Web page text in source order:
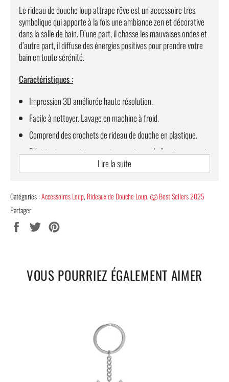
Le rideau de douche loup attrape rêve est un accessoire très
symbolique qui apporte à la fois une ambiance zen et décorative
dans la salle de bain. D’une part, il chasse les mauvaises ondes et
d’autre part, il diffuse des énergies positives pour prendre votre
bain en toute sérénité.
Caractéristiques :
Impression 3D améliorée haute résolution.
Facile à nettoyer. Lavage en machine à froid.
Comprend des crochets de rideau de douche en plastique.
Résistant aux moisissures et respectueux de l'environnement.
Plusieurs tailles disponibles : 90x180cm, 120x180cm,
180x220cm.
Poids : 0.45-0.6kg.
LIVRAISON OFFERTE !
Lire la suite
Catégories :Accessoires Loup, Rideaux de Douche Loup,🐺 Best Sellers 2025
Partager
Partager Tweeter
VOUS POURRIEZ ÉGALEMENT AIMER